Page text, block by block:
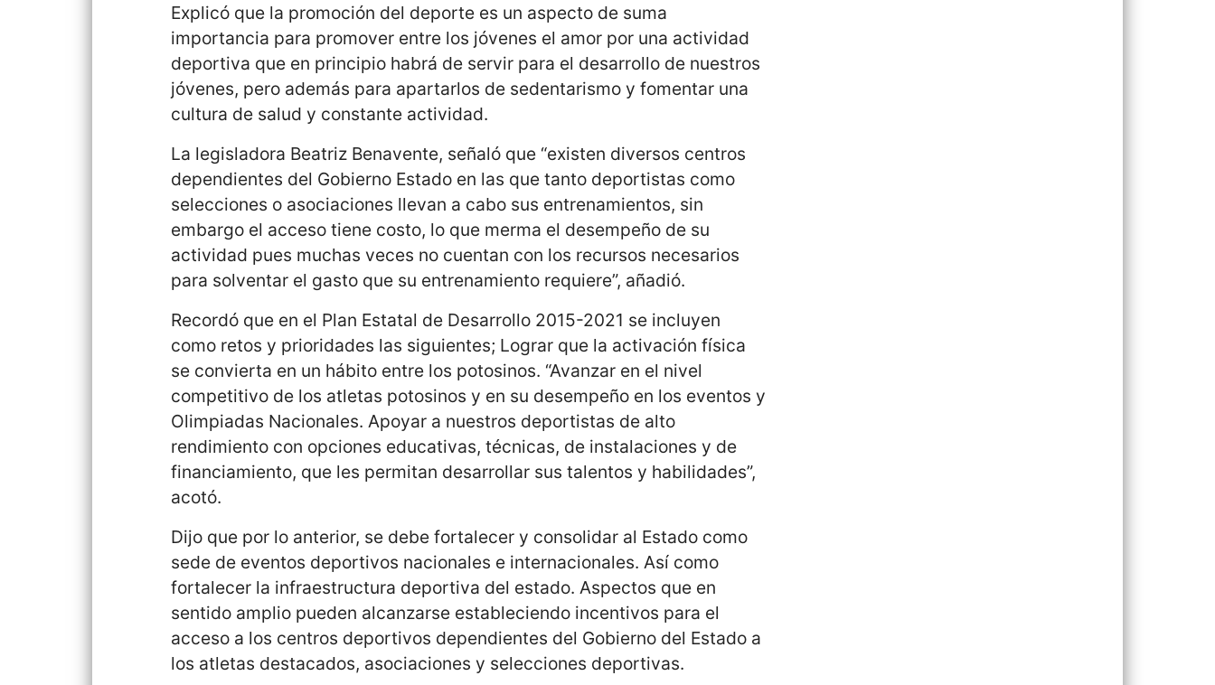
Explicó que la promoción del deporte es un aspecto de suma
importancia para promover entre los jóvenes el amor por una actividad
deportiva que en principio habrá de servir para el desarrollo de nuestros
jóvenes, pero además para apartarlos de sedentarismo y fomentar una
cultura de salud y constante actividad.
La legisladora Beatriz Benavente, señaló que “existen diversos centros
dependientes del Gobierno Estado en las que tanto deportistas como
selecciones o asociaciones llevan a cabo sus entrenamientos, sin
embargo el acceso tiene costo, lo que merma el desempeño de su
actividad pues muchas veces no cuentan con los recursos necesarios
para solventar el gasto que su entrenamiento requiere”, añadió.
Recordó que en el Plan Estatal de Desarrollo 2015-2021 se incluyen
como retos y prioridades las siguientes; Lograr que la activación física
se convierta en un hábito entre los potosinos. “Avanzar en el nivel
competitivo de los atletas potosinos y en su desempeño en los eventos y
Olimpiadas Nacionales. Apoyar a nuestros deportistas de alto
rendimiento con opciones educativas, técnicas, de instalaciones y de
financiamiento, que les permitan desarrollar sus talentos y habilidades”,
acotó.
Dijo que por lo anterior, se debe fortalecer y consolidar al Estado como
sede de eventos deportivos nacionales e internacionales. Así como
fortalecer la infraestructura deportiva del estado. Aspectos que en
sentido amplio pueden alcanzarse estableciendo incentivos para el
acceso a los centros deportivos dependientes del Gobierno del Estado a
los atletas destacados, asociaciones y selecciones deportivas.